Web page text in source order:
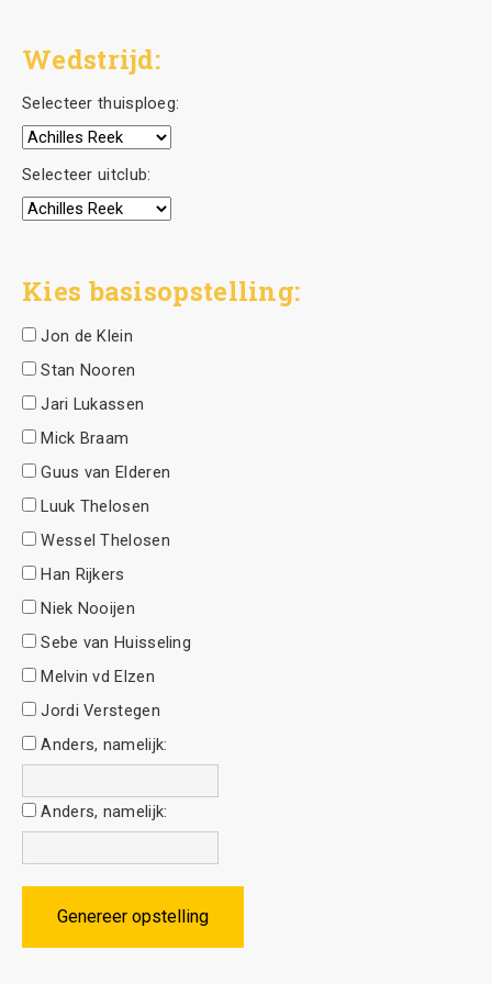
Wedstrijd:
Selecteer thuisploeg:
Selecteer uitclub:
Kies basisopstelling:
Jon de Klein
Stan Nooren
Jari Lukassen
Mick Braam
Guus van Elderen
Luuk Thelosen
Wessel Thelosen
Han Rijkers
Niek Nooijen
Sebe van Huisseling
Melvin vd Elzen
Jordi Verstegen
Anders, namelijk:
Anders, namelijk:
Genereer opstelling